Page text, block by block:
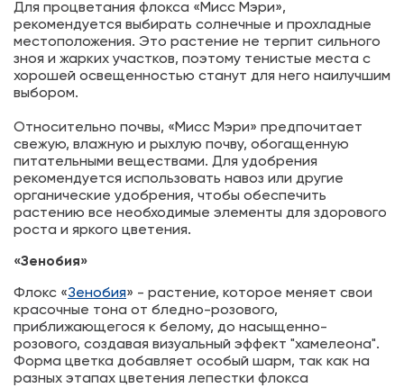
Для процветания флокса «Мисс Мэри»,
рекомендуется выбирать солнечные и прохладные
местоположения. Это растение не терпит сильного
зноя и жарких участков, поэтому тенистые места с
хорошей освещенностью станут для него наилучшим
выбором.
Относительно почвы, «Мисс Мэри» предпочитает
свежую, влажную и рыхлую почву, обогащенную
питательными веществами. Для удобрения
рекомендуется использовать навоз или другие
органические удобрения, чтобы обеспечить
растению все необходимые элементы для здорового
роста и яркого цветения.
«Зенобия»
Флокс «Зенобия» - растение, которое меняет свои
красочные тона от бледно-розового,
приближающегося к белому, до насыщенно-
розового, создавая визуальный эффект "хамелеона".
Форма цветка добавляет особый шарм, так как на
разных этапах цветения лепестки флокса